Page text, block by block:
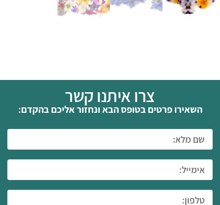
צרו איתנו קשר
השאירו פרטים בטופס הבא ונחזור אליכם בהקדם: